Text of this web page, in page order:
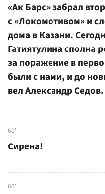
«Ак Барс» забрал
с «Локомотивом» и
дома в Казани.
Гатиятулина сполна
за поражение в
были с нами, и до
вел Александр Седов.
60'
Сирена!
60'